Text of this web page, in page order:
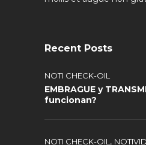
Recent Posts
NOTI CHECK-OIL
EMBRAGUE y
funcionan?
NOTI CHECK-OIL ,